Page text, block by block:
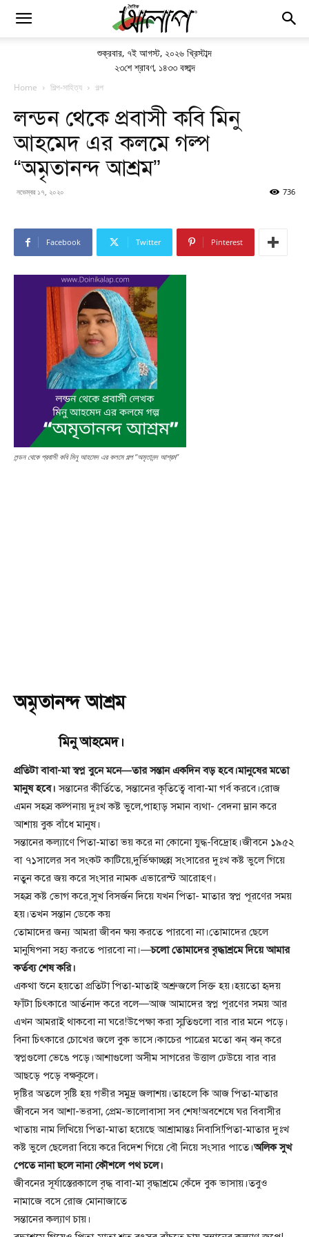
শুক্রবার, ৭ই আগস্ট, ২০২৬ খ্রিস্টাব্দ
২৩শে শ্রাবণ, ১৪৩৩ বঙ্গাব্দ
Home শিল্প-সাহিত্য গল্প
লন্ডন থেকে প্রবাসী কবি মিনু
আহমেদ এর কলমে গল্প
“অমৃতানন্দ আশ্রম”
নভেম্বর ১৭, ২০২০ 736
Facebook Twitter Pinterest
লন্ডন থেকে প্রবাসী কবি মিনু আহমেদ এর কলমে গল্প “অমৃতানন্দ আশ্রম”
অমৃতানন্দ আশ্রম
মিনু আহমেদ।
প্রতিটা বাবা-মা স্বপ্ন বুনে মনে—তার সন্তান একদিন বড় হবে।মানুষের মতো
মানুষ হবে।সন্তানের কীর্তিতে‚ সন্তানের কৃতিত্বে বাবা-মা গর্ব করবে।রোজ
এমন সহস্র কল্পনায় দুঃখ কষ্ট ভুলে‚পাহাড় সমান ব্যথা- বেদনা ম্লান করে
আশায় বুক বাঁধে মানুষ।
সন্তানের কল্যাণে পিতা-মাতা ভয় করে না কোনো যুদ্ধ-বিদ্রোহ।জীবনে ১৯৫২
বা ৭১সালের সব সংকট কাটিয়ে‚দুর্ভিক্ষাচ্ছন্ন সংসারের দুঃখ কষ্ট ভুলে গিয়ে
নতুন করে জয় করে সংসার নামক এভারেস্ট আরোহণ।
সহস্র কষ্ট ভোগ করে,সুখ বিসর্জন দিয়ে যখন পিতা- মাতার স্বপ্ন পূরণের সময়
হয়।তখন সন্তান ডেকে কয়
তোমাদের জন্য আমরা জীবন ক্ষয় করতে পারবো না।তোমাদের ছেলে
মানুষিপনা সহ্য করতে পারবো না।—চলো তোমাদের বৃদ্ধাশ্রমে দিয়ে আমার
কর্তব্য শেষ করি।
একথা শুনে হয়তো প্রতিটা পিতা-মাতাই অশ্রুজলে সিক্ত হয়।হয়তো হৃদয়
ফাঁটা চিৎকারে আর্তনাদ করে বলে—আজ আমাদের স্বপ্ন পূরণের সময় আর
এখন আমরাই থাকবো না ঘরে!উপেক্ষা করা স্মৃতিগুলো বার বার মনে পড়ে।
বিনা চিৎকারে চোখের জলে বুক ভাসে।কাচের পাত্রের মতো ঝন্ ঝন্ করে
স্বপ্নগুলো ভেঙে পড়ে।আশাগুলো অসীম সাগরের উত্তাল ঢেউয়ে বার বার
আছড়ে পড়ে বক্ষকূলে।
দৃষ্টির অতলে সৃষ্টি হয় গভীর সমুদ্র জলাশয়।তাহলে কি আজ পিতা-মাতার
জীবনে সব আশা-ভরসা‚ প্রেম-ভালোবাসা সব শেষ!অবশেষে ঘর বিবাসীর
খাতায় নাম লিখিয়ে পিতা-মাতা হয়েছে আশ্রামান্তঃ নিবাসি!পিতা-মাতার দুঃখ
কষ্ট ভুলে ছেলেরা বিয়ে করে বিদেশ গিয়ে বৌ নিয়ে সংসার পাতে।অলিক সুখ
পেতে নানা ছলে নানা কৌশলে পথ চলে।
জীবনের সূর্যাস্তেরকালে বৃদ্ধ বাবা-মা বৃদ্ধাশ্রমে কেঁদে বুক ভাসায়।তবুও
নামাজে বসে রোজ মোনাজাতে
সন্তানের কল্যাণ চায়।